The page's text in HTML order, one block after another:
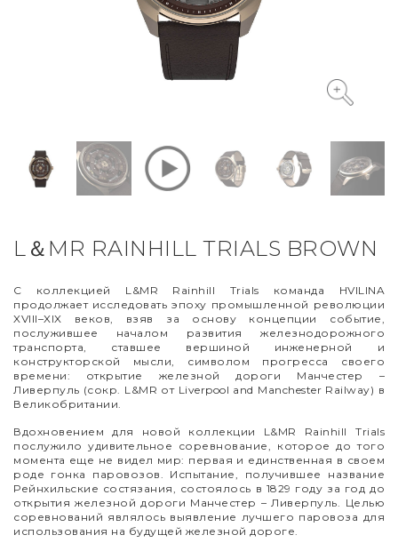
L＆MR RAINHILL TRIALS BROWN
С коллекцией L&MR Rainhill Trials команда HVILINA
продолжает исследовать эпоху промышленной революции
XVIII–XIX веков, взяв за основу концепции событие,
послужившее началом развития железнодорожного
транспорта, ставшее вершиной инженерной и
конструкторской мысли, символом прогресса своего
времени: открытие железной дороги Манчестер –
Ливерпуль (сокр. L&MR от Liverpool and Manchester Railway) в
Великобритании.
Вдохновением для новой коллекции L&MR Rainhill Trials
послужило удивительное соревнование, которое до того
момента еще не видел мир: первая и единственная в своем
роде гонка паровозов. Испытание, получившее название
Рейнхильские состязания, состоялось в 1829 году за год до
открытия железной дороги Манчестер –Ливерпуль. Целью
соревнований являлось выявление лучшего паровоза для
использования на будущей железной дороге.